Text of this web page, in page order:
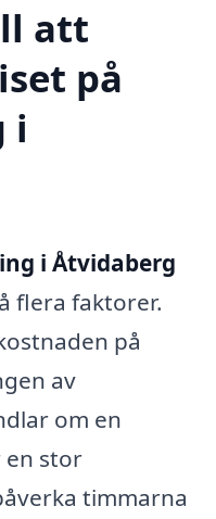
att
på
i
i Åtvidaberg
flera faktorer.
på
av
om en
en stor
timmarna